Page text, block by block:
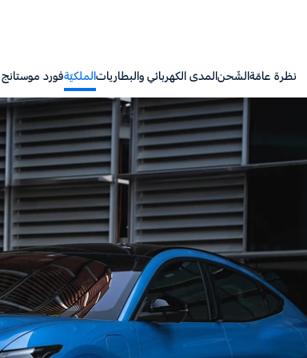
نظرة عامّةالشّحنالمدى الكهربائي والبطارياتالملكيّةفورد